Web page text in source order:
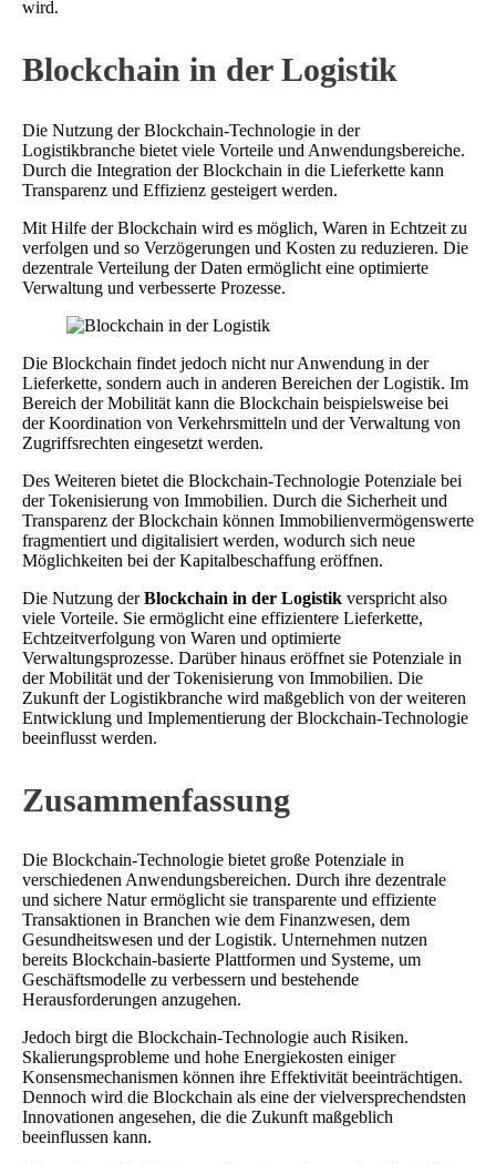
wird.
Blockchain in der Logistik
Die Nutzung der Blockchain-Technologie in der
Logistikbranche bietet viele Vorteile und Anwendungsbereiche.
Durch die Integration der Blockchain in die Lieferkette kann
Transparenz und Effizienz gesteigert werden.
Mit Hilfe der Blockchain wird es möglich, Waren in Echtzeit zu
verfolgen und so Verzögerungen und Kosten zu reduzieren. Die
dezentrale Verteilung der Daten ermöglicht eine optimierte
Verwaltung und verbesserte Prozesse.
Die Blockchain findet jedoch nicht nur Anwendung in der
Lieferkette, sondern auch in anderen Bereichen der Logistik. Im
Bereich der Mobilität kann die Blockchain beispielsweise bei
der Koordination von Verkehrsmitteln und der Verwaltung von
Zugriffsrechten eingesetzt werden.
Des Weiteren bietet die Blockchain-Technologie Potenziale bei
der Tokenisierung von Immobilien. Durch die Sicherheit und
Transparenz der Blockchain können Immobilienvermögenswerte
fragmentiert und digitalisiert werden, wodurch sich neue
Möglichkeiten bei der Kapitalbeschaffung eröffnen.
Die Nutzung derBlockchain in der Logistik verspricht also
viele Vorteile. Sie ermöglicht eine effizientere Lieferkette,
Echtzeitverfolgung von Waren und optimierte
Verwaltungsprozesse. Darüber hinaus eröffnet sie Potenziale in
der Mobilität und der Tokenisierung von Immobilien. Die
Zukunft der Logistikbranche wird maßgeblich von der weiteren
Entwicklung und Implementierung der Blockchain-Technologie
beeinflusst werden.
Zusammenfassung
Die Blockchain-Technologie bietet große Potenziale in
verschiedenen Anwendungsbereichen. Durch ihre dezentrale
und sichere Natur ermöglicht sie transparente und effiziente
Transaktionen in Branchen wie dem Finanzwesen, dem
Gesundheitswesen und der Logistik. Unternehmen nutzen
bereits Blockchain-basierte Plattformen und Systeme, um
Geschäftsmodelle zu verbessern und bestehende
Herausforderungen anzugehen.
Jedoch birgt die Blockchain-Technologie auch Risiken.
Skalierungsprobleme und hohe Energiekosten einiger
Konsensmechanismen können ihre Effektivität beeinträchtigen.
Dennoch wird die Blockchain als eine der vielversprechendsten
Innovationen angesehen, die die Zukunft maßgeblich
beeinflussen kann.